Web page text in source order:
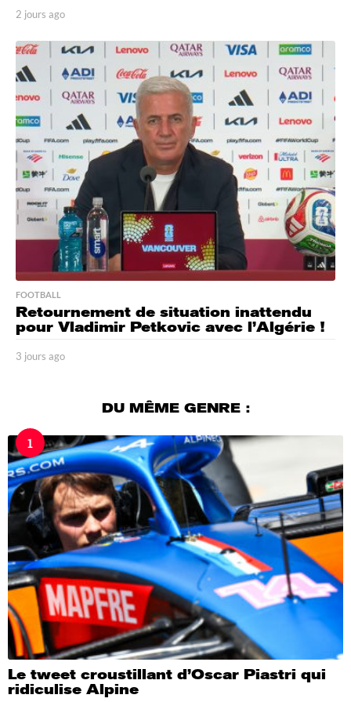
2 jours ago
o
r
s
a
o
FOOTBALL
Retournement de situation inattendu
pour Vladimir Petkovic avec l’Algérie !
3 jours ago
a
g
o
DU MÊME GENRE :
1
Le tweet croustillant d’Oscar Piastri qui
ridiculise Alpine